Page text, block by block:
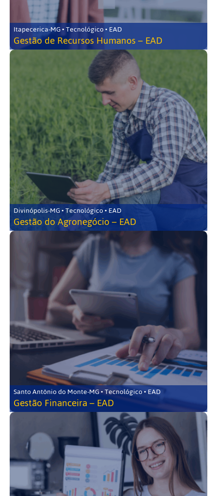
Itapecerica-MG • Tecnológico • EAD
Gestão de Recursos Humanos – EAD
Divinópolis-MG • Tecnológico • EAD
Gestão do Agronegócio – EAD
Santo Antônio do Monte-MG • Tecnológico • EAD
Gestão Financeira – EAD